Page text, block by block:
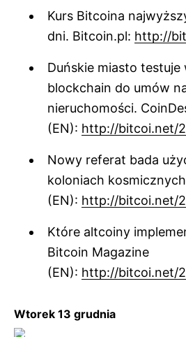
Kurs Bitcoina
dni. Bitcoin.pl: http://
Duńskie miasto
blockchain do umów
nieruchomości.
(EN): http://bitcoi.net/
Nowy referat bada
koloniach
(EN): http://bitcoi.net/
Które altcoiny
Bitcoin Magazine
(EN): http://bitcoi.net/
Wtorek 13 grudnia